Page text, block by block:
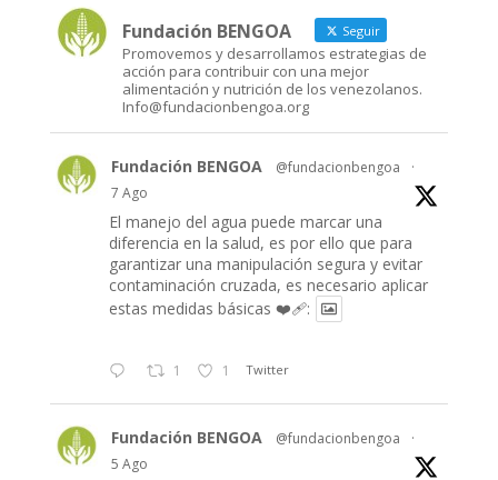
Fundación BENGOA Seguir
Promovemos y desarrollamos estrategias de
acción para contribuir con una mejor
alimentación y nutrición de los venezolanos.
Info@fundacionbengoa.org
Fundación BENGOA @fundacionbengoa
·
7 Ago
El manejo del agua puede marcar una
diferencia en la salud, es por ello que para
garantizar una manipulación segura y evitar
contaminación cruzada, es necesario aplicar
estas medidas básicas ❤️‍🩹:
1 1 Twitter
Fundación BENGOA @fundacionbengoa
·
5 Ago